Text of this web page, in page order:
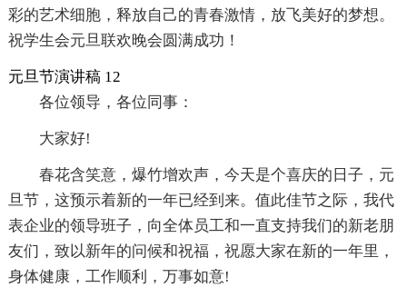
彩的艺术细胞，释放自己的青春激情，放飞美好的梦想。
祝学生会元旦联欢晚会圆满成功！
元旦节演讲稿 12
各位领导，各位同事：
大家好!
春花含笑意，爆竹增欢声，今天是个喜庆的日子，元
旦节，这预示着新的一年已经到来。值此佳节之际，我代
表企业的领导班子，向全体员工和一直支持我们的新老朋
友们，致以新年的问候和祝福，祝愿大家在新的一年里，
身体健康，工作顺利，万事如意!